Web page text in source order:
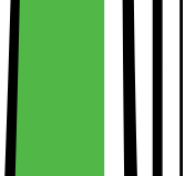
smartphone